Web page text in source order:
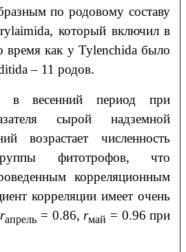
по родовому составу
который включил в
время как у Tylenchida было
– 11 родов.
в весенний период при
сырой надземной
возрастает численность
фитотрофов, что
корреляционным
корреляции имеет очень
rапрель = 0.86, rмай = 0.96 при